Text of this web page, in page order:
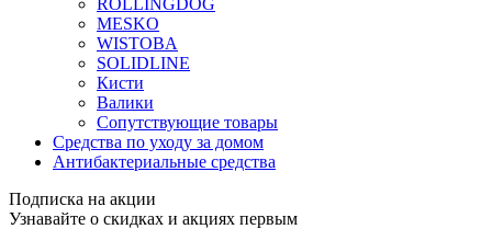
MESKO
WISTOBA
SOLIDLINE
Кисти
Валики
Сопутствующие товары
Средства по уходу за домом
Антибактериальные средства
Подписка на акции
Узнавайте о скидках и акциях первым